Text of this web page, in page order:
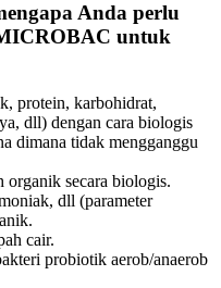
Anda perlu
untuk
protein, karbohidrat,
dll) dengan cara biologis
dimana tidak mengganggu
organik secara biologis.
dll (parameter
cair.
probiotik aerob/anaerob